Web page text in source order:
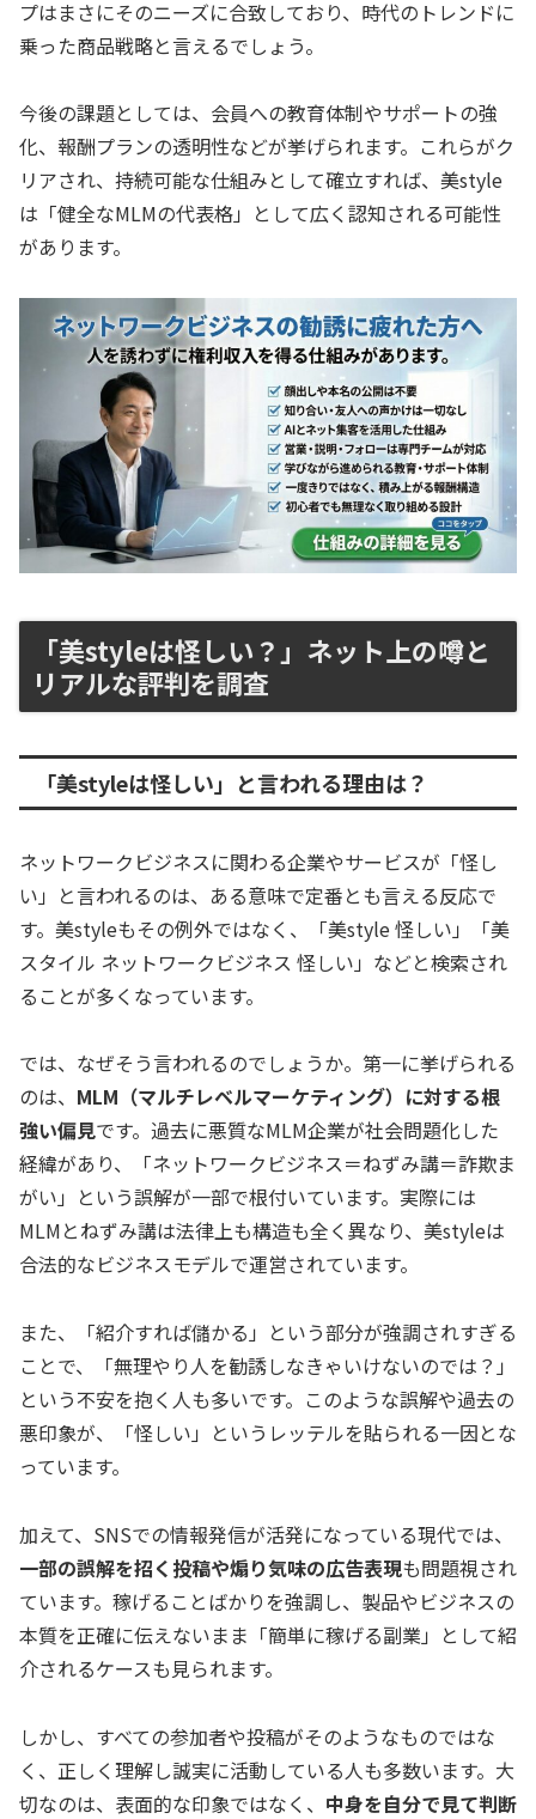
プはまさにそのニーズに合致しており、時代のトレンドに
乗った商品戦略と言えるでしょう。
今後の課題としては、会員への教育体制やサポートの強
化、報酬プランの透明性などが挙げられます。これらがク
リアされ、持続可能な仕組みとして確立すれば、美style
は「健全なMLMの代表格」として広く認知される可能性
があります。
「美styleは怪しい？」ネット上の噂と
リアルな評判を調査
「美styleは怪しい」と言われる理由は？
ネットワークビジネスに関わる企業やサービスが「怪し
い」と言われるのは、ある意味で定番とも言える反応で
す。美styleもその例外ではなく、「美style 怪しい」「美
スタイル ネットワークビジネス 怪しい」などと検索され
ることが多くなっています。
では、なぜそう言われるのでしょうか。第一に挙げられる
のは、 MLM（マルチレベルマーケティング）に対する根
強い偏見です。過去に悪質なMLM企業が社会問題化した
経緯があり、「ネットワークビジネス＝ねずみ講＝詐欺ま
がい」という誤解が一部で根付いています。実際には
MLMとねずみ講は法律上も構造も全く異なり、美styleは
合法的なビジネスモデルで運営されています。
また、「紹介すれば儲かる」という部分が強調されすぎる
ことで、「無理やり人を勧誘しなきゃいけないのでは？」
という不安を抱く人も多いです。このような誤解や過去の
悪印象が、「怪しい」というレッテルを貼られる一因とな
っています。
加えて、SNSでの情報発信が活発になっている現代では、
一部の誤解を招く投稿や煽り気味の広告表現も問題視され
ています。稼げることばかりを強調し、製品やビジネスの
本質を正確に伝えないまま「簡単に稼げる副業」として紹
介されるケースも見られます。
しかし、すべての参加者や投稿がそのようなものではな
く、正しく理解し誠実に活動している人も多数います。大
切なのは、表面的な印象ではなく、 中身を自分で見て判断